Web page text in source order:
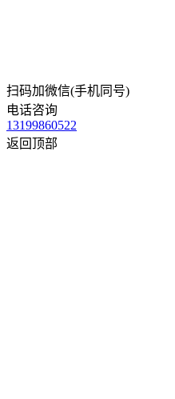
扫码加微信(手机同号)
电话咨询
13199860522
返回顶部